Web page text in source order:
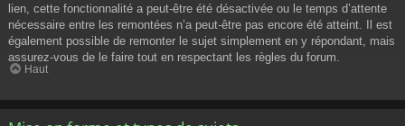
lien, cette fonctionnalité a peut-être été désactivée ou le temps d’attente
nécessaire entre les remontées n’a peut-être pas encore été atteint. Il est
également possible de remonter le sujet simplement en y répondant, mais
assurez-vous de le faire tout en respectant les règles du forum.
Haut